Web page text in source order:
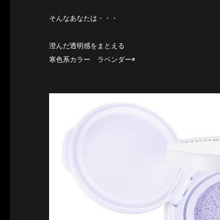
そんなあなたは・・・
澄んだ透明感をまとえる
寒色系カラー ラベンダー◉